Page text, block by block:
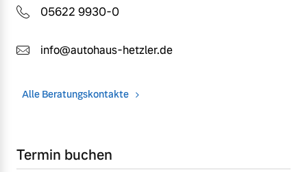
05622 9930-0
info@autohaus-hetzler.de
Alle Beratungskontakte
Termin buchen